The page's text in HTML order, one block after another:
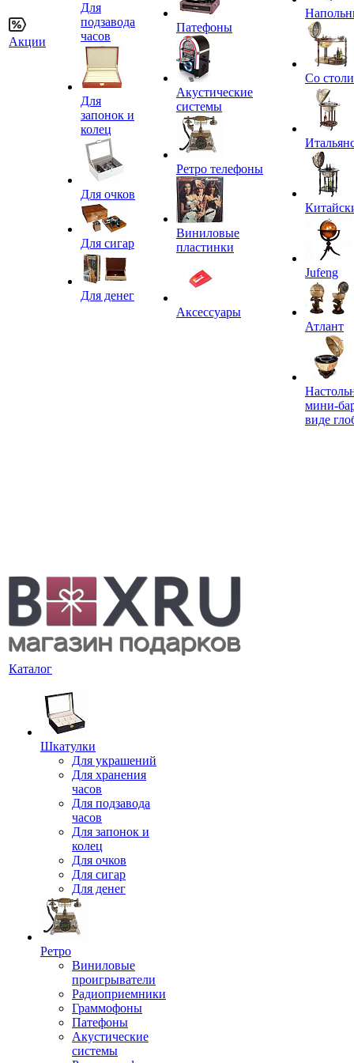
Акции
Для
подзавода
часов
Для
запонок и
колец
Для очков
Для сигар
Для денег
Патефоны
Акустические
системы
Ретро телефоны
Виниловые
пластинки
Аксессуары
Со
Jufeng
Атлант
мини-
виде
Каталог
Шкатулки
Для украшений
Для хранения
часов
Для подзавода
часов
Для запонок и
колец
Для очков
Для сигар
Для денег
Ретро
Виниловые
проигрыватели
Радиоприемники
Граммофоны
Патефоны
Акустические
системы